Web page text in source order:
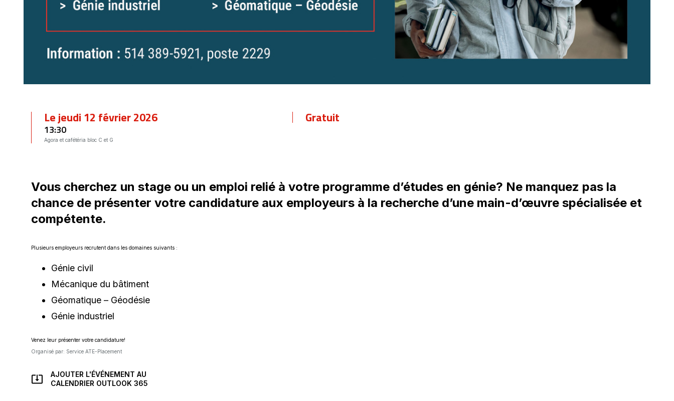
Le jeudi 12 février 2026
13:30
Agora et cafétéria bloc C et G
Gratuit
Vous cherchez un stage ou un emploi relié à votre programme d’études en génie? Ne manquez pas la
chance de présenter votre candidature aux employeurs à la recherche d’une main-d’œuvre spécialisée et
compétente.
Plusieurs employeurs recrutent dans les domaines suivants :
Génie civil
Mécanique du bâtiment
Géomatique – Géodésie
Génie industriel
Venez leur présenter votre candidature!
Organisé par: Service ATE-Placement
AJOUTER L'ÉVÉNEMENT AU
CALENDRIER OUTLOOK 365
CE